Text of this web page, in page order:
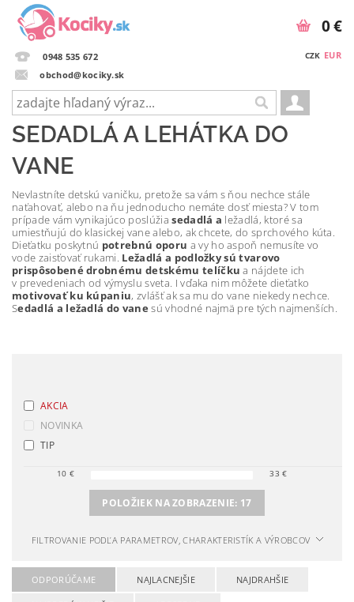
0948 535 672
obchod@kociky.sk
CZK EUR
0 €
SEDADLÁ A LEHÁTKA DO
VANE
Nevlastníte detskú vaničku, pretože sa vám s ňou nechce stále
naťahovať, alebo na ňu jednoducho nemáte dosť miesta? V tom
prípade vám vynikajúco poslúžiasedadlá a ležadlá, ktoré sa
umiestňujú do klasickej vane alebo, ak chcete, do sprchového kúta.
Dieťatku poskytnú potrebnú oporu a vy ho aspoň nemusíte vo
vode zaisťovať rukami. Ležadlá a podložky sú tvarovo
prispôsobené drobnému detskému telíčku a nájdete ich
v prevedeniach od výmyslu sveta. I vďaka nim môžete dieťatko
motivovať ku kúpaniu, zvlášť ak sa mu do vane niekedy nechce.
Sedadlá a ležadlá do vanesú vhodné najmä pre tých najmenších.
AKCIA
NOVINKA
TIP
10 € 33 €
POLOŽIEK NA ZOBRAZENIE: 17
FILTROVANIE PODĽA PARAMETROV, CHARAKTERISTÍK A VÝROBCOV
ODPORÚČAME NAJLACNEJŠIE NAJDRAHŠIE